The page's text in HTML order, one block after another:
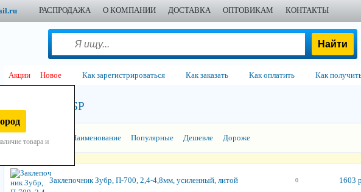
РАСПРОДАЖА О КОМПАНИИ ДОСТАВКА ОПТОВИКАМ КОНТАКТЫ
товара и
Акции Новое Как зарегистрироваться Как заказать Как оплатить Как
ЗУБР
Наименование Популярные Дешевле Дороже
Заклепочник Зубр, П-700, 2,4-4,8мм, усиленный, литой 0 1603